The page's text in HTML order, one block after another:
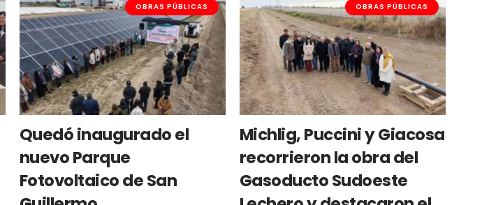
OBRAS PÚBLICAS
Quedó inaugurado el
nuevo Parque
Fotovoltaico de San
OBRAS PÚBLICAS
Michlig, Puccini y Giacosa
recorrieron la obra del
Gasoducto Sudoeste